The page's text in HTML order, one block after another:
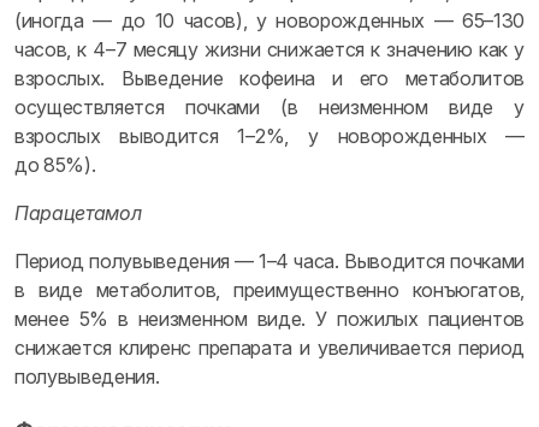
(иногда — до 10 часов), у новорожденных — 65–130
часов, к 4–7 месяцу жизни снижается к значению как у
взрослых. Выведение кофеина и его метаболитов
осуществляется почками (в неизменном виде у
взрослых выводится 1–2%, у новорожденных —
до 85%).
Парацетамол
Период полувыведения — 1–4 часа. Выводится почками
в виде метаболитов, преимущественно конъюгатов,
менее 5% в неизменном виде. У пожилых пациентов
снижается клиренс препарата и увеличивается период
полувыведения.